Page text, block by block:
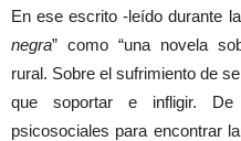
En ese escrito -leído durante
negra” como “una novela
rural. Sobre el sufrimiento de
que soportar e infligir.
psicosociales para encontrar